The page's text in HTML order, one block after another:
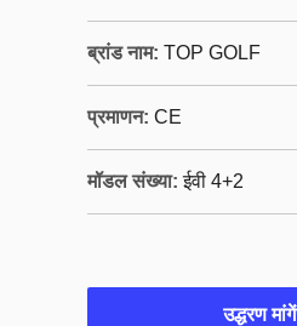
ब्रांड नाम: TOP GOLF
प्रमाणन: CE
मॉडल संख्या: ईवी 4+2
उद्धरण मांगें